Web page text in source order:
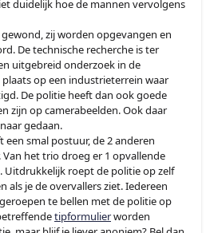
duidelijk hoe de mannen vervolgens
zij worden opgevangen en
De technische recherche is ter
uitgebreid onderzoek in de
op een industrieterrein waar
De politie heeft dan ook goede
zijn op camerabeelden. Ook daar
gedaan.
een smal postuur, de 2 anderen
het trio droeg er 1 opvallende
Uitdrukkelijk roept de politie op zelf
als je de overvallers ziet. Iedereen
te bellen met de politie op
tipformulierworden